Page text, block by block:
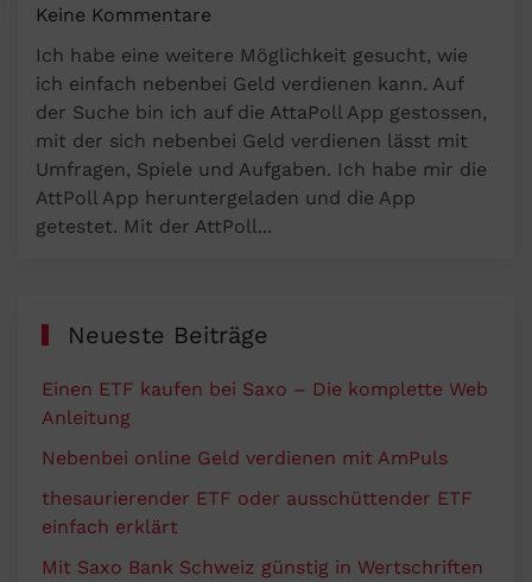
Keine Kommentare
zu
Mit
der
AttaPoll
App
einfach
nebenbei
Geld
Ich habe eine weitere Möglichkeit gesucht, wie
ich einfach nebenbei Geld verdienen kann. Auf
der Suche bin ich auf die AttaPoll App gestossen,
mit der sich nebenbei Geld verdienen lässt mit
Umfragen, Spiele und Aufgaben. Ich habe mir die
AttPoll App heruntergeladen und die App
getestet. Mit der AttPoll...
Neueste Beiträge
Einen ETF kaufen bei Saxo – Die komplette Web
Anleitung
Nebenbei online Geld verdienen mit AmPuls
thesaurierender ETF oder ausschüttender ETF
einfach erklärt
Mit Saxo Bank Schweiz günstig in Wertschriften